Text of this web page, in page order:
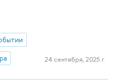
24 сентября, 2025 г.